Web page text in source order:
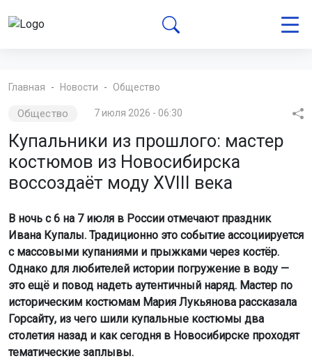
Главная Новости Общество
Общество 7 июля 2026 - 06:30
Купальники из прошлого: мастер
костюмов из Новосибирска
воссоздаёт моду XVIII века
В ночь с 6 на 7 июля в России отмечают праздник
Ивана Купалы. Традиционно это событие ассоциируется
с массовыми купаниями и прыжками через костёр.
Однако для любителей истории погружение в воду —
это ещё и повод надеть аутентичный наряд. Мастер по
историческим костюмам Мария Лукьянова рассказала
Горсайту, из чего шили купальные костюмы два
столетия назад и как сегодня в Новосибирске проходят
тематические заплывы.